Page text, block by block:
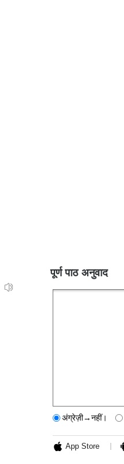
पूर्ण पाठ अनुवाद
अंग्रेज़ी→नहीं।
App Store